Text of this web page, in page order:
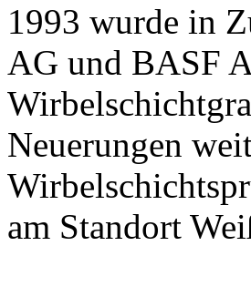
1993 wurde in
AG und BASF
Neuerungen
am Standort